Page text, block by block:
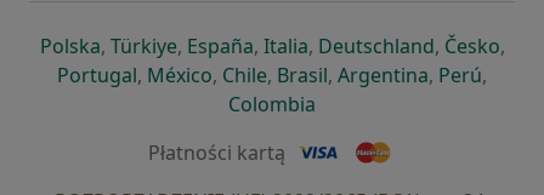
Polskaotwiera się w nowej karcie
, Türkiyeotwiera się w nowej karcie
, Españaotwiera się w nowej karcie
, Italiaotwiera się w nowej
, Deutschlandotwiera się
, Česko,
Portugalotwiera się w nowej karcie
, Méxicootwiera się w nowej karcie
, Chileotwiera się w nowej karcie
, Brasilotwiera się w nowej
, Argentinaotwiera się
, Perú,
Colombia
Płatności kartą